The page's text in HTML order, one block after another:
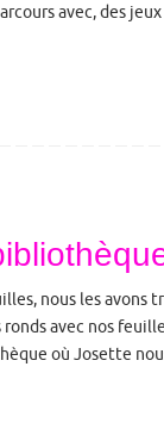
avec, des
nous les avons
avec nos
où Josette